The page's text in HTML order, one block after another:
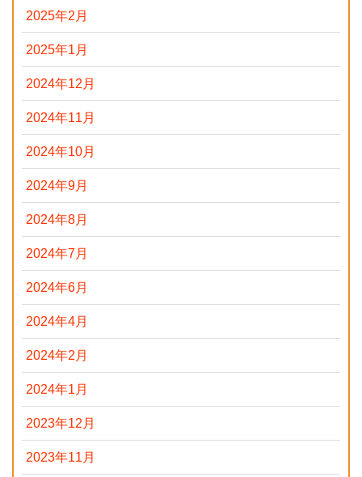
2025年2月
2025年1月
2024年12月
2024年11月
2024年10月
2024年9月
2024年8月
2024年7月
2024年6月
2024年4月
2024年2月
2024年1月
2023年12月
2023年11月